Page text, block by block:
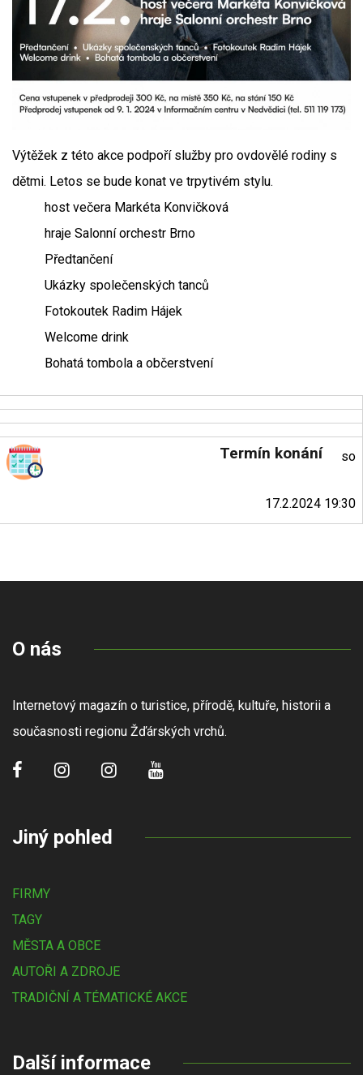
Výtěžek z této akce podpoří služby pro ovdovělé rodiny s
dětmi. Letos se bude konat ve trpytivém stylu.
host večera Markéta Konvičková
hraje Salonní orchestr Brno
Předtančení
Ukázky společenských tanců
Fotokoutek Radim Hájek
Welcome drink
Bohatá tombola a občerstvení
Termín konání so
17.2.2024 19:30
O nás
Internetový magazín o turistice, přírodě, kultuře, historii a
současnosti regionu Žďárských vrchů.
Jiný pohled
FIRMY
TAGY
MĚSTA A OBCE
AUTOŘI A ZDROJE
TRADIČNÍ A TÉMATICKÉ AKCE
Další informace